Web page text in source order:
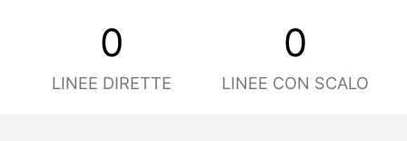
0
LINEE DIRETTE
0
LINEE CON SCALO